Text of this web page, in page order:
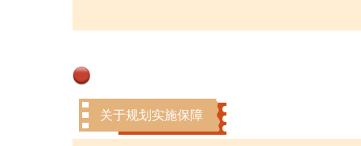
关于规划实施保障